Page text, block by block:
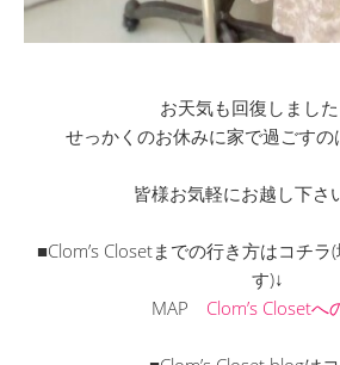
お天気も回復しました
せっかくのお休みに家で過ごすの
皆様お気軽にお越し下さ
■Clom’s Closetまでの行き方はコチ
す)↓
MAP Clom’s Closetへ